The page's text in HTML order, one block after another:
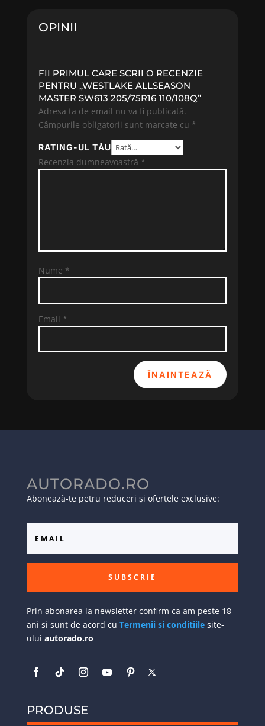
OPINII
FII PRIMUL CARE SCRII O RECENZIE
PENTRU „WESTLAKE ALLSEASON
MASTER SW613 205/75R16 110/108Q”
Adresa ta de email nu va fi publicată.
Câmpurile obligatorii sunt marcate cu *
RATING-UL TĂU
Recenzia dumneavoastră *
Nume *
Email *
ÎNAINTEAZĂ
AUTORADO.RO
Abonează-te petru reduceri și ofertele exclusive:
SUBSCRIE
Prin abonarea la newsletter confirm ca am peste 18
ani si sunt de acord cu Termenii si conditiilesite-
ului autorado.ro
PRODUSE